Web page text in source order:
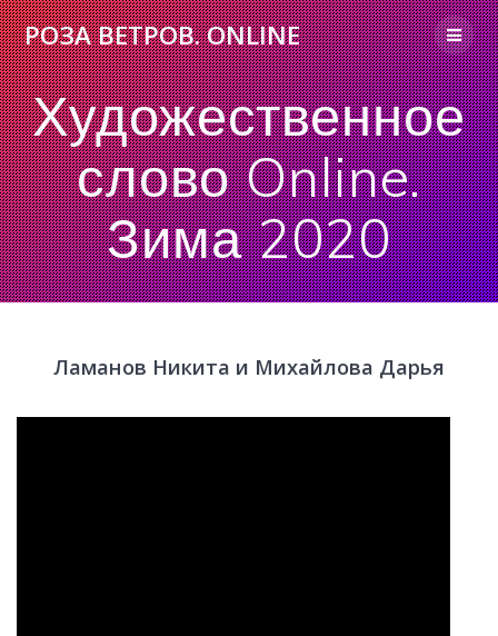
Skip
to
content
РОЗАВЕТРОВ.ONLINE
Художественное
слово Online.
Зима 2020
Ламанов Никита и Михайлова Дарья